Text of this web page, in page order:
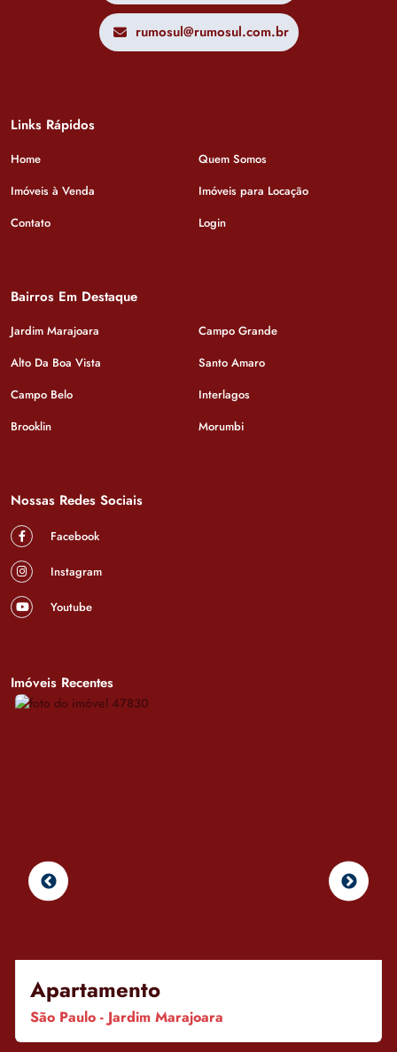
rumosul@rumosul.com.br
Links Rápidos
Home
Quem Somos
Imóveis à Venda
Imóveis para Locação
Contato
Login
Bairros Em Destaque
Jardim Marajoara
Campo Grande
Alto Da Boa Vista
Santo Amaro
Campo Belo
Interlagos
Brooklin
Morumbi
Nossas Redes Sociais
Facebook
Instagram
Youtube
Imóveis Recentes
Apartamento
São Paulo - Jardim Marajoara